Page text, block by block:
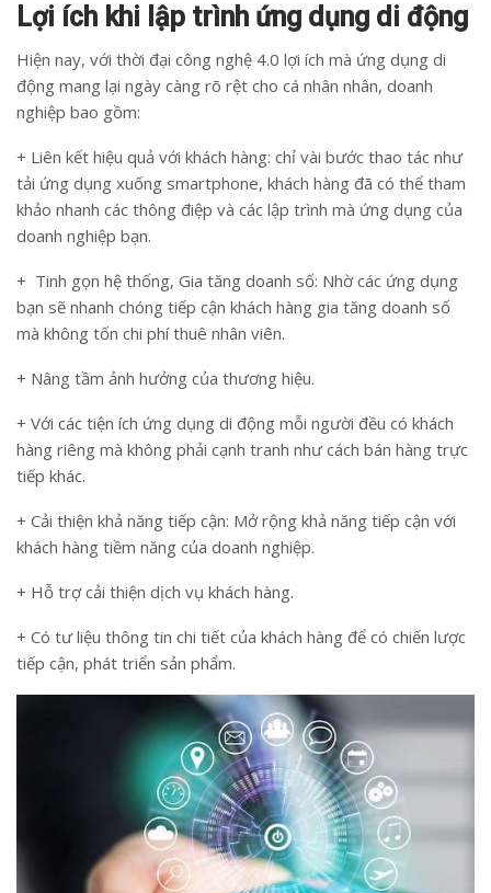
Lợi ích khi lập trình ứng dụng di động
Hiện nay, với thời đại công nghệ 4.0 lợi ích mà ứng dụng di
động mang lại ngày càng rõ rệt cho cá nhân nhân, doanh
nghiệp bao gồm:
+ Liên kết hiệu quả với khách hàng: chỉ vài bước thao tác như
tải ứng dụng xuống smartphone, khách hàng đã có thể tham
khảo nhanh các thông điệp và các lập trình mà ứng dụng của
doanh nghiệp bạn.
+ Tinh gọn hệ thống, Gia tăng doanh số: Nhờ các ứng dụng
bạn sẽ nhanh chóng tiếp cận khách hàng gia tăng doanh số
mà không tốn chi phí thuê nhân viên.
+ Nâng tầm ảnh hưởng của thương hiệu.
+ Với các tiện ích ứng dụng di động mỗi người đều có khách
hàng riêng mà không phải cạnh tranh như cách bán hàng trực
tiếp khác.
+ Cải thiện khả năng tiếp cận: Mở rộng khả năng tiếp cận với
khách hàng tiềm năng của doanh nghiệp.
+ Hỗ trợ cải thiện dịch vụ khách hàng.
+ Có tư liệu thông tin chi tiết của khách hàng để có chiến lược
tiếp cận, phát triển sản phẩm.